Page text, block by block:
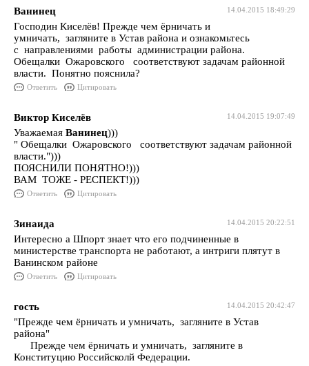
14.04.2015 18:49:29
Ванинец
Господин Киселёв! Прежде чем ёрничать и
умничать, загляните в Устав района и ознакомьтесь
с направлениями работы администрации района.
Обещалки Ожаровского соответствуют задачам районной
власти. Понятно пояснила?
Ответить Цитировать
14.04.2015 19:07:49
Виктор Киселёв
Уважаемая Ванинец)))
" Обещалки Ожаровского соответствуют задачам районной
власти.")))
ПОЯСНИЛИ ПОНЯТНО!)))
ВАМ ТОЖЕ - РЕСПЕКТ!)))
Ответить Цитировать
14.04.2015 20:22:51
Зинаида
Интересно а Шпорт знает что его подчиненные в
министерстве транспорта не работают, а интриги плятут в
Ванинском районе
Ответить Цитировать
14.04.2015 20:42:47
гость
"Прежде чем ёрничать и умничать, загляните в Устав
района"
Прежде чем ёрничать и умничать, загляните в
Конституцию Российсколй Федерации.